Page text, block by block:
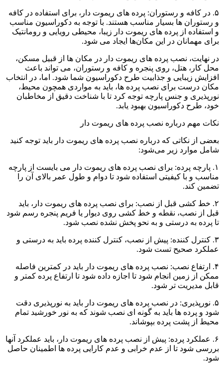
۵. در کافه و رستوران: پرده های ریموت دار، برای استفاده در کافه
و رستوران ها بسیار مناسب هستند. با توجه به دکوراسیون مناسب
و استفاده از پرده های ریموت دار زیبا، محیطی رویایی و رومانتیک
برای مهمانان در این مکان‌ها ایجاد می شود.
در نهایت، نصب پرده های ریموت دار در مکان ها از قبیل مسکن،
محل کار، هتل، روی پنجره و کافه و رستوران، می تواند باعث
افزایش زیبایی و جذابیت طرح دکوراسیون شما شود. اما، در انتخاب
مکان درست برای نصب پرده ها، باید به مواردی همچون محیط،
نورپذیری و جنس پارچه توجه کرد تا با شناخت دقیق از مخاطبان
خود، طرح دکوراسیون بهبود یابد.
نکات مهم درباره نصب پرده های ریموت دار
بعضی از نکاتی که درباره نصب پرده های ریموت دار باید توجه کنید
شامل موارد زیر می‌شود:
۱. پارچه پرده: برای نصب پرده های ریموت دار می بایست از پارچه
مناسب و با کیفیتی استفاده شود تا دوام و طول عمر بالای آن را
تضمین کند.
۲. خط کشی قبل از نصب: برای نصب پرده های ریموت دار، باید
قبل از نصب، نقطه و خط کشی روی دیوار یا فریم پنجره رسم شود
تا پرده به درستی و به نحو پخش نشده نصب شود.
۳. کنترل کننده: پیش از نصب، کنترل کننده پرده باید به درستی و
عملکرد صحیح تست شود.
۴. ارتفاع نصب: نصب پرده های ریموت دار باید در کمترین فاصله
ممکن از زمین انجام شود تا اجازه داده شود تا ارتفاع پرده کمتر و
قابل مدیریت تر شود.
۵. نورپذیری: در نصب پرده های ریموت دار باید به نورپذیری دقت
شود و پرده ها باید به گونه ای نصب شوند که به نور خورشید تمام
محیط از پشت پرده بپوشاند.
۶. عملکرد پرده: پیش از نصب پرده های ریموت دار، باید عملکرد آنها
بررسی شود تا از عدم خرابی و عدم کارایی پرده ها اطمینان حاصل
شود.